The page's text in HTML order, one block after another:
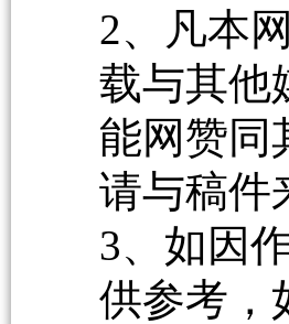
2、凡本
载与其他
能网赞同
请与稿件
3、如因
供参考，